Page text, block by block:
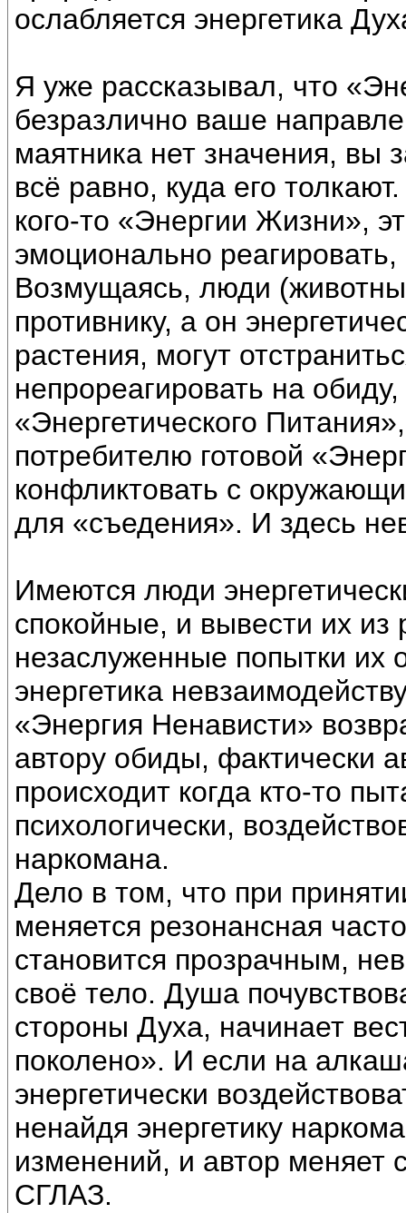
ослабляется энергетика
Я уже рассказывал, что
безразлично ваше
маятника нет значения, вы
всё равно, куда его
кого-то «Энергии Жизни»,
эмоционально
Возмущаясь, люди
противнику, а он
растения, могут
непрореагировать на
«Энергетического
потребителю готовой
конфликтовать с
для «съедения». И здесь
Имеются люди
спокойные, и вывести их из
незаслуженные попытки их
энергетика
«Энергия Ненависти»
автору обиды, фактически
происходит когда кто-то
психологически,
наркомана.
Дело в том, что при
меняется резонансная
становится прозрачным,
своё тело. Душа
стороны Духа, начинает
поколено». И если на
энергетически
ненайдя энергетику
изменений, и автор меняет
СГЛАЗ.